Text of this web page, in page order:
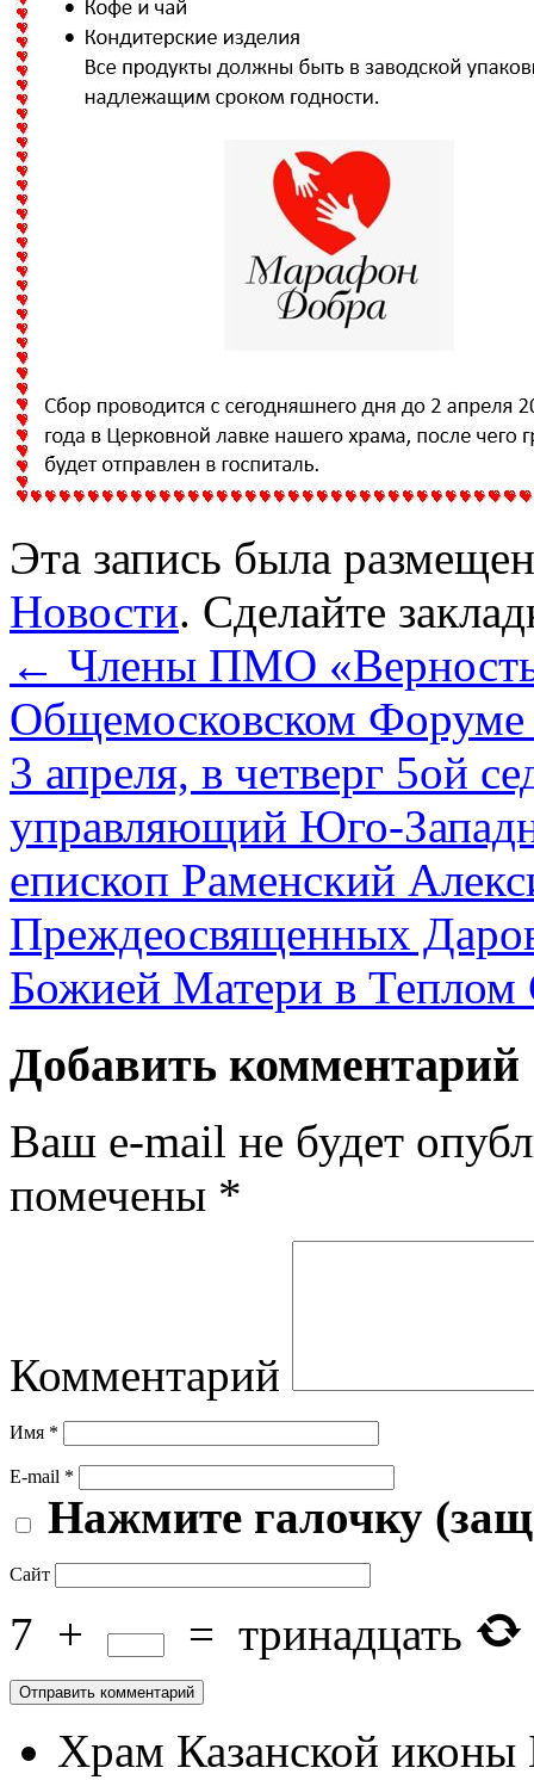
Эта запись была
Новости. Сделайте
← Члены ПМО
Общемосковском
3 апреля, в четверг 5ой
управляющий Юго-
епископ Раменский
Преждеосвященных
Божией Матери в Теплом
Добавить комментарий
Ваш e-mail не будет
помечены *
Комментарий
Имя *
E-mail *
Нажмите галочку
Сайт
7 + = тринадцать
Храм Казанской